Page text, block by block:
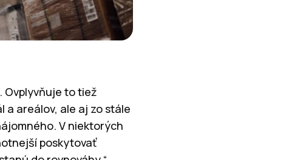
Ovplyvňuje to tiež
a areálov, ale aj zo stále
V niektorých
poskytovať